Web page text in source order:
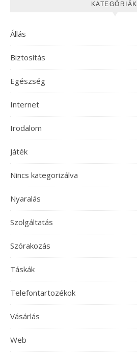
KATEGÓRIÁK
Állás
Biztosítás
Egészség
Internet
Irodalom
Játék
Nincs kategorizálva
Nyaralás
Szolgáltatás
Szórakozás
Táskák
Telefontartozékok
Vásárlás
Web